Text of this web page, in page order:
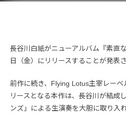
長谷川白紙がニューアルバム『素直
日（金）にリリースすることが発表さ
前作に続き、Flying Lotus主宰レー
リースとなる本作は、長谷川が結成
ンズ」による生演奏を大胆に取り入